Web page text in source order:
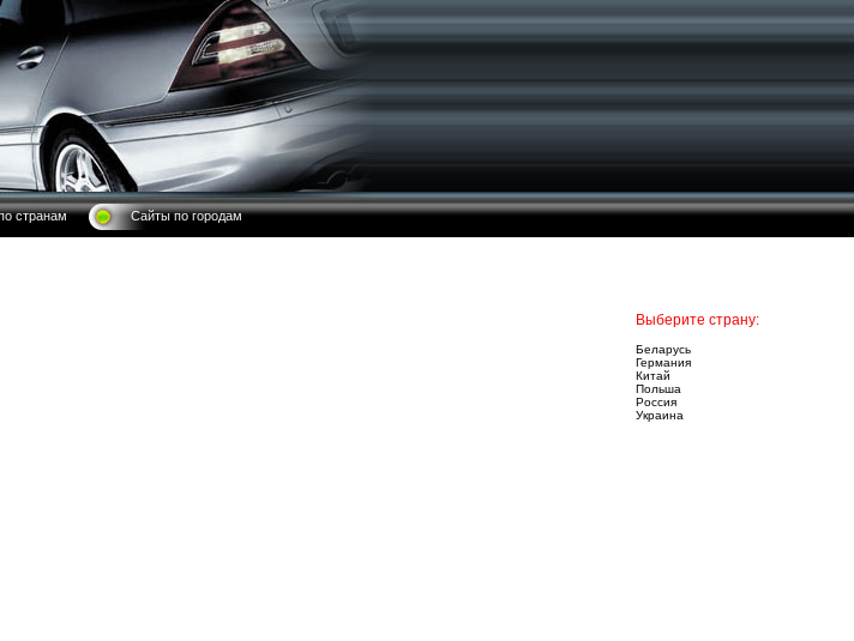
странам Сайты по городам
Выберите страну:
Беларусь
Германия
Китай
Польша
Россия
Украина